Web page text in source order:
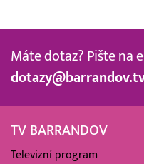
Máte dotaz? Pište na
TV BARRANDOV
Televizní program